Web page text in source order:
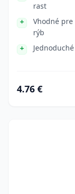
rast
Vhodné
rýb
4.76 €